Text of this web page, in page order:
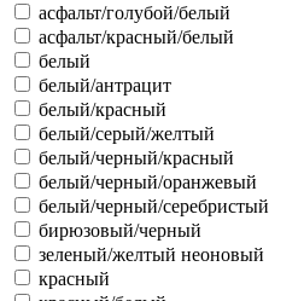
асфальт/голубой/белый
асфальт/красный/белый
белый
белый/антрацит
белый/красный
белый/серый/желтый
белый/черный/красный
белый/черный/оранжевый
белый/черный/серебристый
бирюзовый/черный
зеленый/желтый неоновый
красный